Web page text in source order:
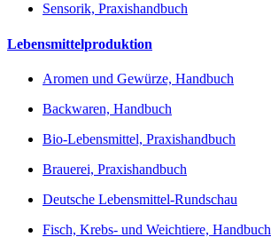
Sensorik, Praxishandbuch
Lebensmittelproduktion
Aromen und Gewürze, Handbuch
Backwaren, Handbuch
Bio-Lebensmittel, Praxishandbuch
Brauerei, Praxishandbuch
Deutsche Lebensmittel-Rundschau
Fisch, Krebs- und Weichtiere, Handbuch